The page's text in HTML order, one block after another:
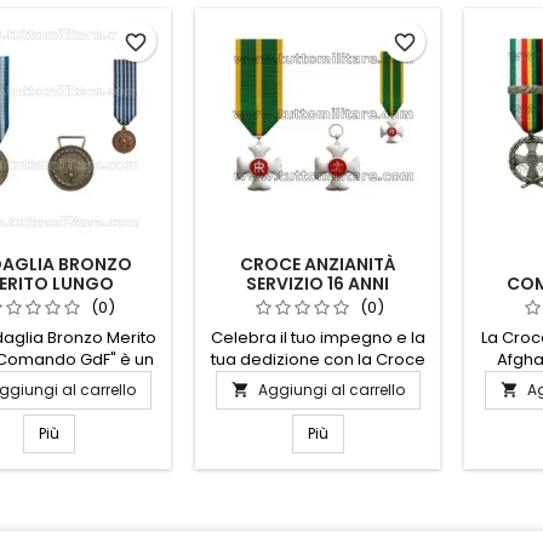
BRONZO
LUNGO
GDF
(0)
Bronzo Merito
GdF" è un
riconoscimento
ai membri della
di Finanza che
dimostrato
e leadership
al carrello
Più
favorite_border
CROCE ANZIANITÀ
SERVIZIO 16 ANNI
GUARDIA DI FINANZA
(0)
Celebra il tuo impegno e la
tua dedizione con la Croce
Anzianità Servizio 16 Anni
della Guardia di Finanza.
Questo prestigioso
riconoscimento onora il
servizio leale e ininterrotto,
 Aggiungi al carrello
Più
favorite_border
La
hanno
e
